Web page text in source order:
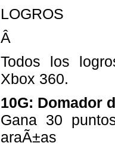
LOGROS
Â
Todos los
Xbox 360.
10G: Domador
Gana 30
araÃ±as